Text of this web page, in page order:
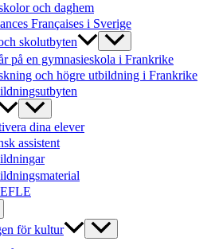
och daghem
Françaises i Sverige
skolutbyten
på en gymnasieskola i Frankrike
och högre utbildning i Frankrike
dina elever
assistent
för kultur